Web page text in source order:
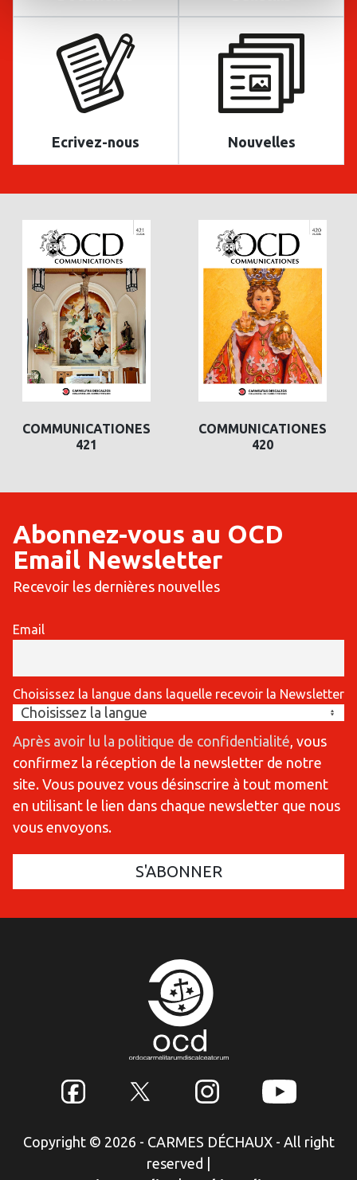
Ecrivez-nous Nouvelles
COMMUNICATIONES
421
COMMUNICATIONES
420
Abonnez-vous au OCD
Email Newsletter
Recevoir les dernières nouvelles
Email
Choisissez la langue dans laquelle recevoir la Newsletter
Après avoir lu la politique de confidentialité, vous
confirmez la réception de la newsletter de notre
site. Vous pouvez vous désinscrire à tout moment
en utilisant le lien dans chaque newsletter que nous
vous envoyons.
Copyright © 2026 - CARMES DÉCHAUX - All right
reserved